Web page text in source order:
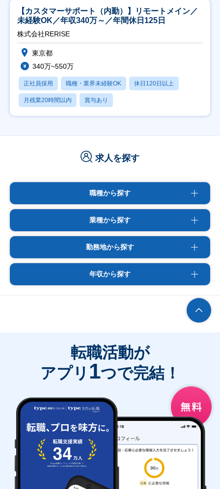
【カスタマーサポート（内勤）】リモートメイン／
未経験OK／年収340万～／年間休日125日
株式会社RERISE
東京都
340万~550万
正社員採用 職種・業界未経験OK 休日120日以上
月残業20時間以内 賞与あり
求人を探す
職種から探す
業種から探す
勤務地から探す
年収から探す
転職活動が
アプリ 1つで完結！